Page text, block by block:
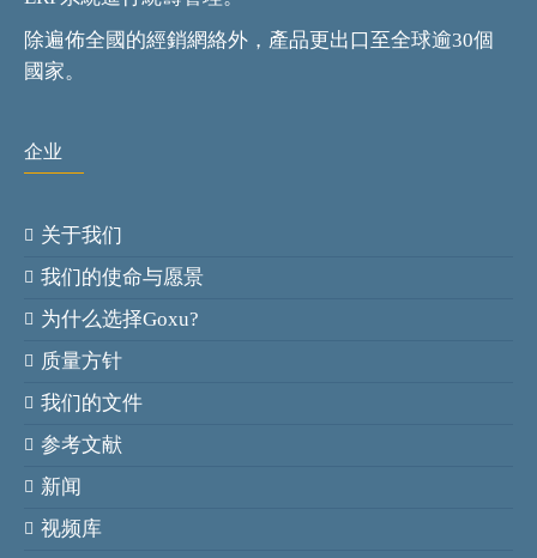
除遍佈全國的經銷網絡外，產品更出口至全球逾30個
國家。
企业
关于我们
我们的使命与愿景
为什么选择Goxu?
质量方针
我们的文件
参考文献
新闻
视频库